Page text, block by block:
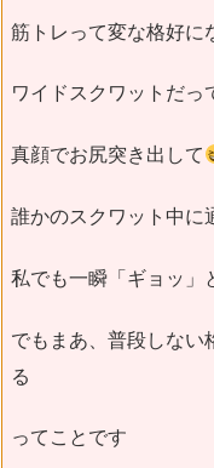
筋トレって変な格好に
ワイドスクワットだっ
真顔でお尻突き出して
誰かのスクワット中に
私でも一瞬「ギョッ」
でもまあ、普段しない
る
ってことです